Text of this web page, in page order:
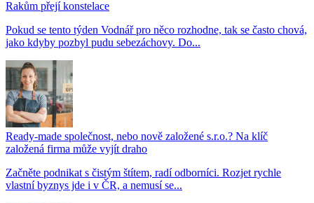
Rakům přejí konstelace
Pokud se tento týden Vodnář pro něco rozhodne, tak se často chová,
jako kdyby pozbyl pudu sebezáchovy. Do...
Ready-made společnost, nebo nově založené s.r.o.? Na klíč
založená firma může vyjít draho
Začněte podnikat s čistým štítem, radí odborníci. Rozjet rychle
vlastní byznys jde i v ČR, a nemusí se...